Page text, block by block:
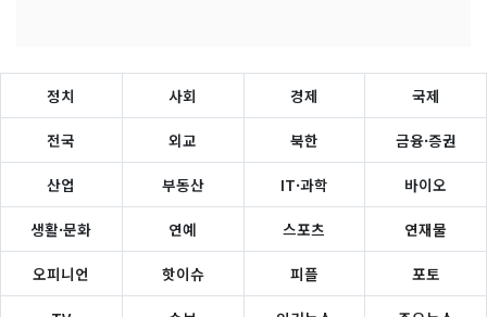
정치 사회 경제 국제
전국 외교 북한 금융·증권
산업 부동산 IT·과학 바이오
생활·문화 연예 스포츠 연재물
오피니언 핫이슈 피플 포토